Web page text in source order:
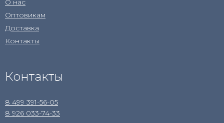
О нас
Оптовикам
Доставка
Контакты
Контакты
8 499 391-56-05
8 926 033-74-33